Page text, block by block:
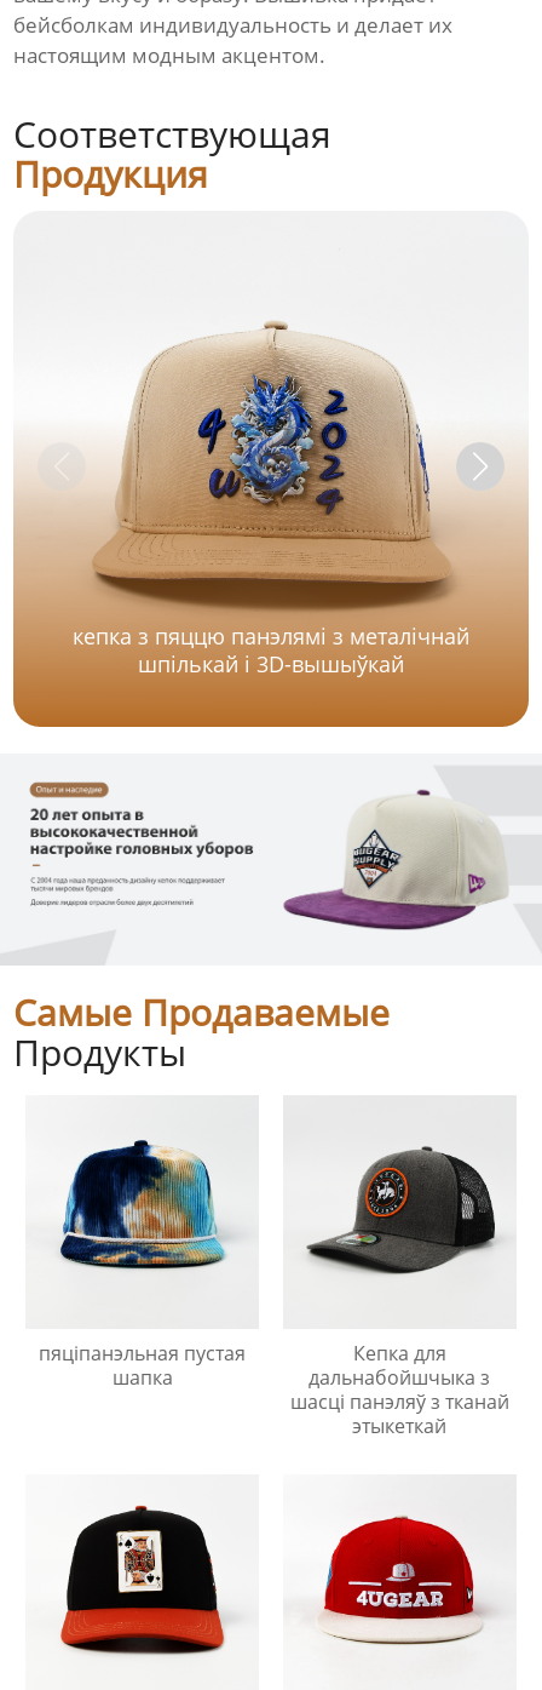
бейсболкам индивидуальность и делает их
настоящим модным акцентом.
Соответствующая
Продукция
кепка з пяццю панэлямі з металічнай
шпількай і 3D-вышыўкай
Самые Продаваемые
Продукты
пяціпанэльная пустая
шапка
Кепка для
дальнабойшчыка з
шасці панэляў з тканай
этыкеткай